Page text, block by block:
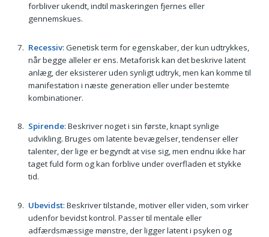
forbliver ukendt, indtil maskeringen fjernes eller
gennemskues.
Recessiv: Genetisk term for egenskaber, der kun udtrykkes,
når begge alleler er ens. Metaforisk kan det beskrive latent
anlæg, der eksisterer uden synligt udtryk, men kan komme til
manifestation i næste generation eller under bestemte
kombinationer.
Spirende: Beskriver noget i sin første, knapt synlige
udvikling. Bruges om latente bevægelser, tendenser eller
talenter, der lige er begyndt at vise sig, men endnu ikke har
taget fuld form og kan forblive under overfladen et stykke
tid.
Ubevidst: Beskriver tilstande, motiver eller viden, som virker
udenfor bevidst kontrol. Passer til mentale eller
adfærdsmæssige mønstre, der ligger latent i psyken og